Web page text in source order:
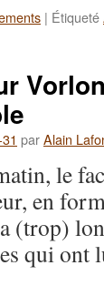
| Étiqueté
parAlain
le
en
(trop)
qui